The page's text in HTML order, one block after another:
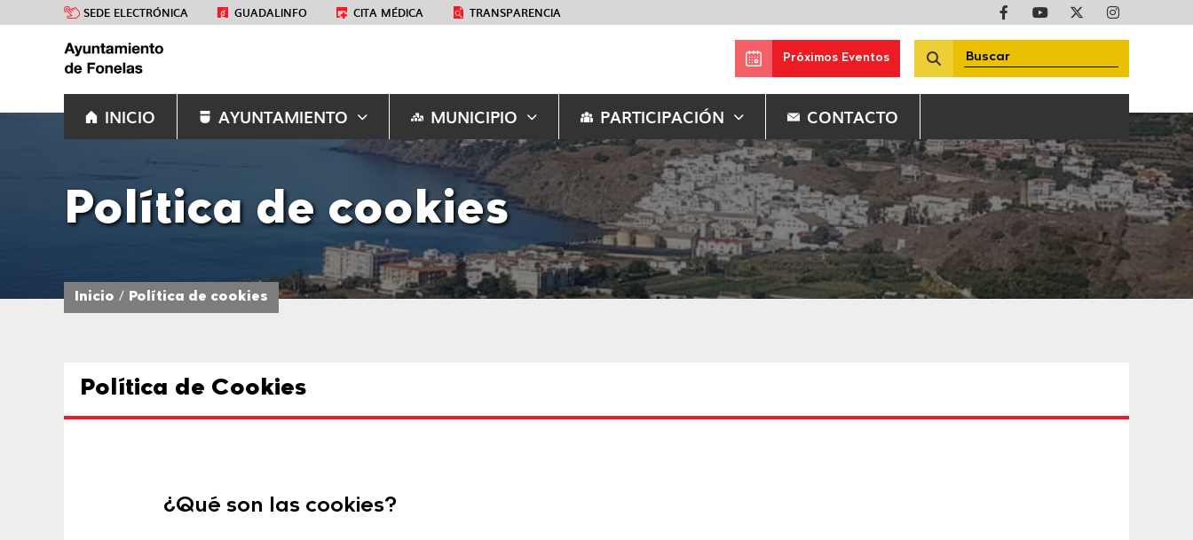
SEDE ELECTRÓNICA GUADALINFO CITA MÉDICA TRANSPARENCIA
Próximos Eventos
INICIO AYUNTAMIENTO MUNICIPIO PARTICIPACIÓN CONTACTO
Política de cookies
Inicio Política de cookies
Política de Cookies
¿Qué son las cookies?